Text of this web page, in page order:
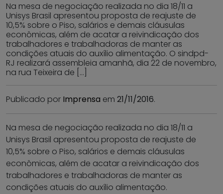
Na mesa de negociação realizada no dia 18/11 a
Unisys Brasil apresentou proposta de reajuste de
10,5% sobre o Piso, salários e demais cláusulas
econômicas, além de acatar a reivindicação dos
trabalhadores e trabalhadoras de manter as
condições atuais do auxílio alimentação. O sindpd-
RJ realizará assembleia amanhã, dia 22 de novembro,
na rua Teixeira de […]
Publicado por Imprensa em 21/11/2016.
Na mesa de negociação realizada no dia 18/11 a
Unisys Brasil apresentou proposta de reajuste de
10,5% sobre o Piso, salários e demais cláusulas
econômicas, além de acatar a reivindicação dos
trabalhadores e trabalhadoras de manter as
condições atuais do auxílio alimentação.